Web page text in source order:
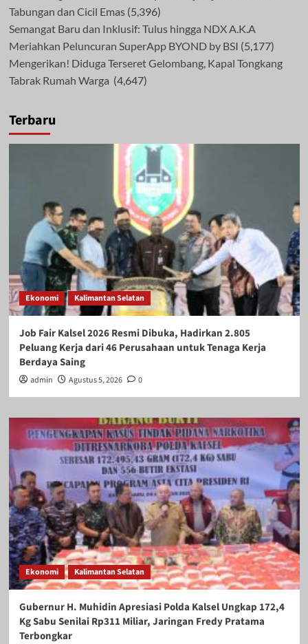
Tabungan dan Cicil Emas (5,396)
Semangat Baru dan Inklusif: Tulus hingga NDX A.K.A
Meriahkan Peluncuran SuperApp BYOND by BSI (5,177)
Mengerikan! Diduga Terseret Gelombang, Kapal Tongkang
Tabrak Rumah Warga (4,647)
Terbaru
Ekonomi Kalimantan Selatan
Job Fair Kalsel 2026 Resmi Dibuka, Hadirkan 2.805
Peluang Kerja dari 46 Perusahaan untuk Tenaga Kerja
Berdaya Saing
admin Agustus 5, 2026 0
Ekonomi Kalimantan Selatan
Gubernur H. Muhidin Apresiasi Polda Kalsel Ungkap 172,4
Kg Sabu Senilai Rp311 Miliar, Jaringan Fredy Pratama
Terbongkar